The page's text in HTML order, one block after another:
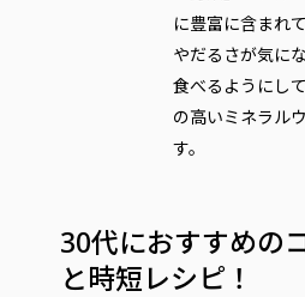
に豊富に含まれ
やだるさが気に
食べるようにし
の高いミネラル
す。
30代におすすめの
と時短レシピ！